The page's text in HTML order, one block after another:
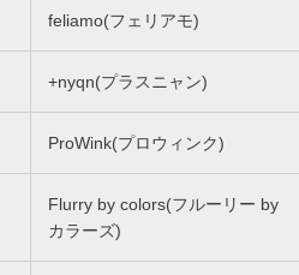
feliamo(フェリアモ)
+nyqn(プラスニャン)
ProWink(プロウィンク)
Flurry by colors(フルーリー by
カラーズ)